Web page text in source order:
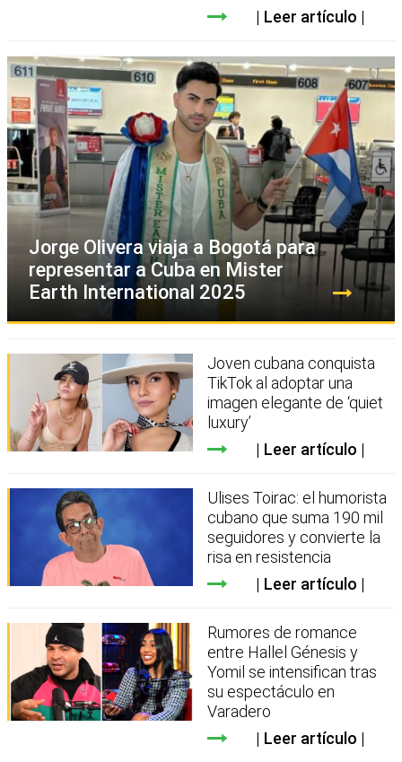
Leer artículo
Jorge Olivera viaja a Bogotá para
representar a Cuba en Mister
Earth International 2025
Joven cubana conquista
TikTok al adoptar una
imagen elegante de ‘quiet
luxury’
Leer artículo
Ulises Toirac: el humorista
cubano que suma 190 mil
seguidores y convierte la
risa en resistencia
Leer artículo
Rumores de romance
entre Hallel Génesis y
Yomil se intensifican tras
su espectáculo en
Varadero
Leer artículo